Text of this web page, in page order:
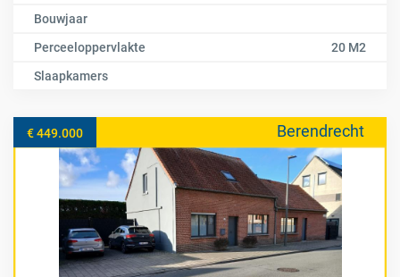
Bouwjaar
Perceeloppervlakte
20 M2
Slaapkamers
€ 449.000 Berendrecht